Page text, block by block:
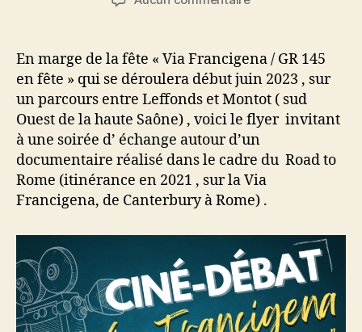
Via
Francigena
en
fête
En marge de la fête « Via Francigena / GR 145
en fête » qui se déroulera début juin 2023 , sur
un parcours entre Leffonds et Montot ( sud
Ouest de la haute Saône) , voici le flyer invitant
à une soirée d’ échange autour d’un
documentaire réalisé dans le cadre du Road to
Rome (itinérance en 2021 , sur la Via
Francigena, de Canterbury à Rome) .